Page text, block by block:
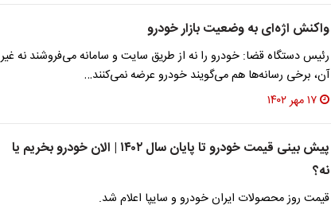
واکنش اژه‌ای به وضعیت بازار خودرو
رئیس دستگاه قضا: خودرو را نه از طریق سایت و سامانه می‌فروشند نه غیر
آن، برخی رسانه‌ها هم می‌گویند خودرو عرضه نمی‌کنند…
۱۷ مهر ۱۴۰۲
پیش بینی قیمت خودرو تا پایان سال ۱۴۰۲ | الان خودرو بخریم یا
نه؟
قیمت روز محصولات ایران خودرو و سایپا اعلام شد.